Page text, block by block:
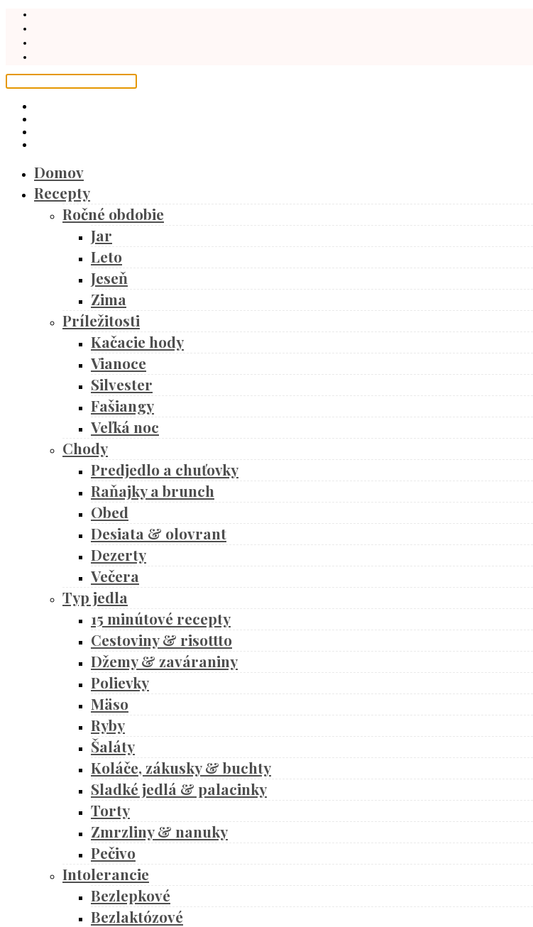
Domov
Recepty
Ročné obdobie
Jar
Leto
Jeseň
Zima
Príležitosti
Kačacie hody
Vianoce
Silvester
Fašiangy
Veľká noc
Chody
Predjedlo a chuťovky
Raňajky a brunch
Obed
Desiata & olovrant
Dezerty
Večera
Typ jedla
15 minútové recepty
Cestoviny & risottto
Džemy & zaváraniny
Polievky
Mäso
Ryby
Šaláty
Koláče, zákusky & buchty
Sladké jedlá & palacinky
Torty
Zmrzliny & nanuky
Pečivo
Intolerancie
Bezlepkové
Bezlaktózové